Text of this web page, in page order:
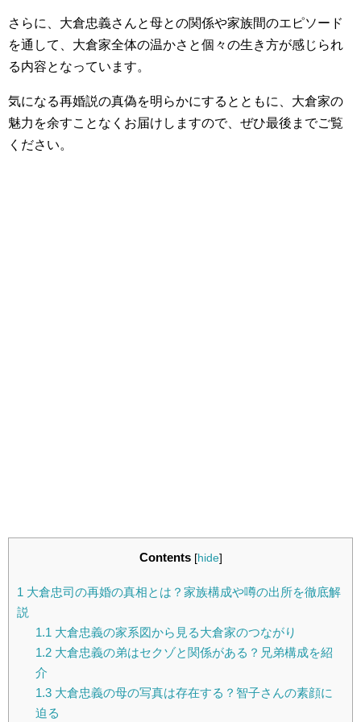
さらに、大倉忠義さんと母との関係や家族間のエピソード
を通して、大倉家全体の温かさと個々の生き方が感じられ
る内容となっています。
気になる再婚説の真偽を明らかにするとともに、大倉家の
魅力を余すことなくお届けしますので、ぜひ最後までご覧
ください。
Contents [hide]
1 大倉忠司の再婚の真相とは？家族構成や噂の出所を徹底解
説
1.1 大倉忠義の家系図から見る大倉家のつながり
1.2大倉忠義の弟はセクゾと関係がある？兄弟構成を紹
介
1.3大倉忠義の母の写真は存在する？智子さんの素顔に
迫る